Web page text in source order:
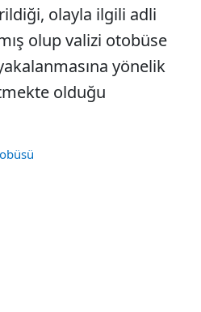
olayla ilgili adli
olup valizi otobüse
yönelik
olduğu